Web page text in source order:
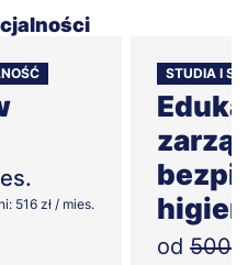
516 zł / mies.
STUDIA I
od 500zł